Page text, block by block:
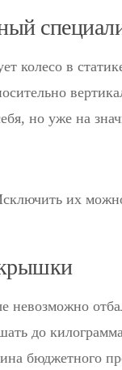
колесо в
но уже на
их
невозможно
до
бюджетного